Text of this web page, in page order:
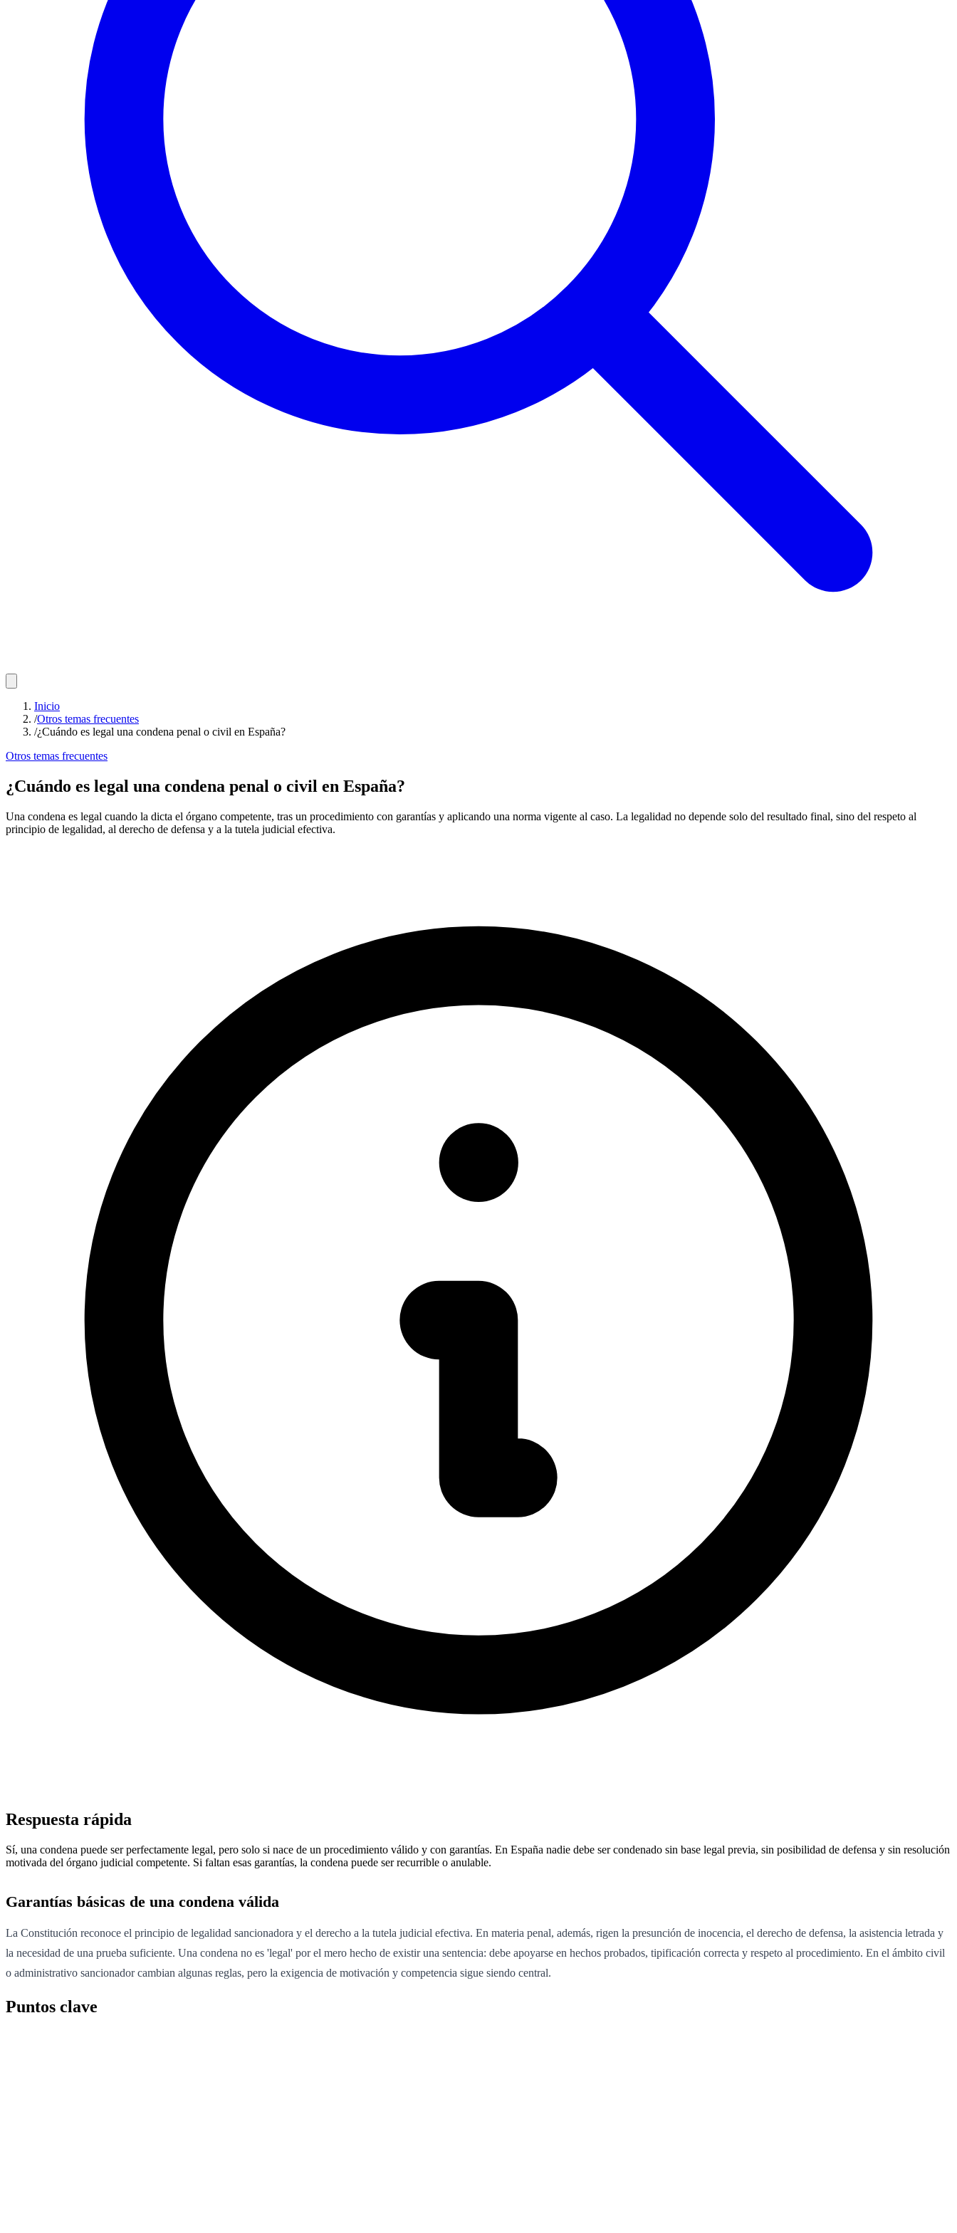
Inicio
/Otros temas frecuentes
/¿Cuándo es legal una condena penal o civil en España?
Otros temas frecuentes
¿Cuándo es legal una condena penal o civil en España?
Una condena es legal cuando la dicta el órgano competente, tras un procedimiento con garantías y aplicando una norma vigente al caso. La legalidad no depende solo del resultado final, sino del respeto al
principio de legalidad, al derecho de defensa y a la tutela judicial efectiva.
Respuesta rápida
Sí, una condena puede ser perfectamente legal, pero solo si nace de un procedimiento válido y con garantías. En España nadie debe ser condenado sin base legal previa, sin posibilidad de defensa y sin resolución
motivada del órgano judicial competente. Si faltan esas garantías, la condena puede ser recurrible o anulable.
Garantías básicas de una condena válida
La Constitución reconoce el principio de legalidad sancionadora y el derecho a la tutela judicial efectiva. En materia penal, además, rigen la presunción de inocencia, el derecho de defensa, la asistencia letrada y
la necesidad de una prueba suficiente. Una condena no es 'legal' por el mero hecho de existir una sentencia: debe apoyarse en hechos probados, tipificación correcta y respeto al procedimiento. En el ámbito civil
o administrativo sancionador cambian algunas reglas, pero la exigencia de motivación y competencia sigue siendo central.
Puntos clave